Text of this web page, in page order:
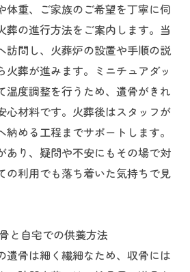
体重、ご家族のご希望を丁寧に伺
葬の進行方法をご案内します。当
訪問し、火葬炉の設置や手順の説
火葬が進みます。ミニチュアダッ
温度調整を行うため、遺骨がきれ
心材料です。火葬後はスタッフが
める工程までサポートします。
あり、疑問や不安にもその場で対
の利用でも落ち着いた気持ちで見
と自宅での供養方法
遺骨は細く繊細なため、収骨には